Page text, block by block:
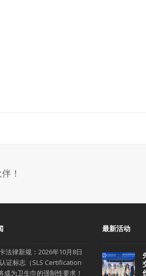
！
法律新规：2026年10月8日
证标志（SLS Certification
成为卫生巾的强制性要求！
最新活动